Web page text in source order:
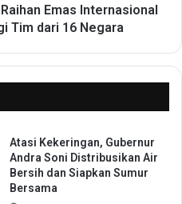
Emas Internasional
Tim dari 16 Negara
Atasi Kekeringan, Gubernur
Andra Soni Distribusikan Air
Bersih dan Siapkan Sumur
Bersama